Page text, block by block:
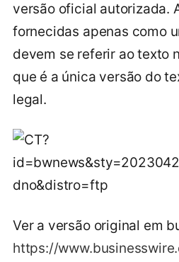
versão oficial autorizada.
fornecidas apenas como
devem se referir ao texto
que é a única versão do
legal.
Ver a versão original em
https://